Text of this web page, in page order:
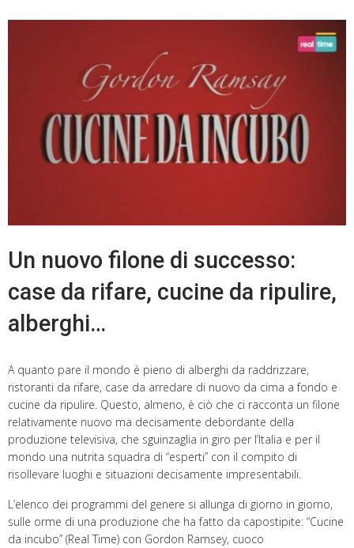
Un nuovo filone di successo:
case da rifare, cucine da ripulire,
alberghi…
A quanto pare il mondo è pieno di alberghi da raddrizzare,
ristoranti da rifare, case da arredare di nuovo da cima a fondo e
cucine da ripulire. Questo, almeno, è ciò che ci racconta un filone
relativamente nuovo ma decisamente debordante della
produzione televisiva, che sguinzaglia in giro per l’Italia e per il
mondo una nutrita squadra di “esperti” con il compito di
risollevare luoghi e situazioni decisamente impresentabili.
L’elenco dei programmi del genere si allunga di giorno in giorno,
sulle orme di una produzione che ha fatto da capostipite: “Cucine
da incubo” (Real Time) con Gordon Ramsey, cuoco